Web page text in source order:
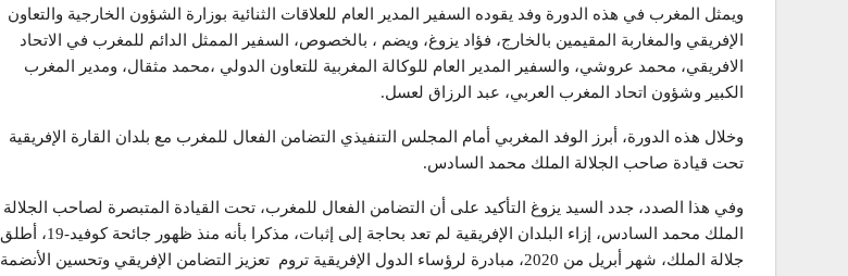
ويمثل المغرب في هذه الدورة وفد يقوده السفير المدير العام للعلاقات الثنائية بوزارة الشؤون الخارجية والتعاون
الإفريقي والمغاربة المقيمين بالخارج، فؤاد يزوغ، ويضم ، بالخصوص، السفير الممثل الدائم للمغرب في الاتحاد
الافريقي، محمد عروشي، والسفير المدير العام للوكالة المغربية للتعاون الدولي ،محمد مثقال، ومدير المغرب
الكبير وشؤون اتحاد المغرب العربي، عبد الرزاق لعسل.
وخلال هذه الدورة، أبرز الوفد المغربي أمام المجلس التنفيذي التضامن الفعال للمغرب مع بلدان القارة الإفريقية
تحت قيادة صاحب الجلالة الملك محمد السادس.
وفي هذا الصدد، جدد السيد يزوغ التأكيد على أن التضامن الفعال للمغرب، تحت القيادة المتبصرة لصاحب الجلالة
الملك محمد السادس، إزاء البلدان الإفريقية لم تعد بحاجة إلى إثبات، مذكرا بأنه منذ ظهور جائحة كوفيد-19، أطلق
جلالة الملك، شهر أبريل من 2020، مبادرة لرؤساء الدول الإفريقية تروم تعزيز التضامن الإفريقي وتحسين الأنضمة